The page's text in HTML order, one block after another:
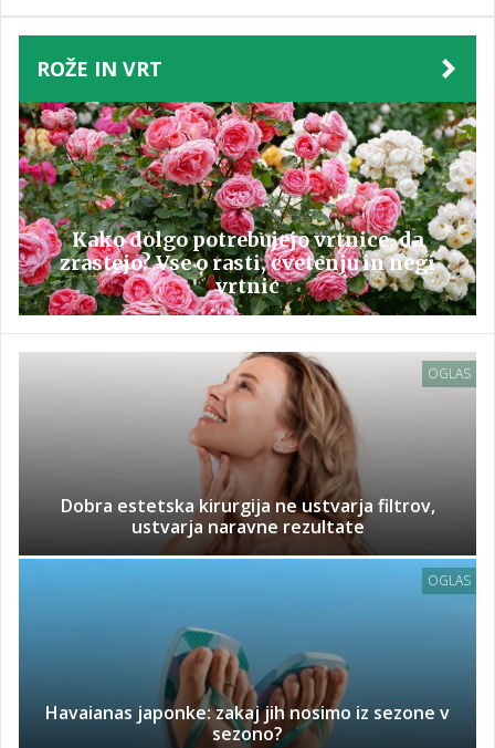
ROŽE IN VRT
Kako dolgo potrebujejo vrtnice, da
zrastejo? Vse o rasti, cvetenju in negi
vrtnic
OGLAS
Dobra estetska kirurgija ne ustvarja filtrov,
ustvarja naravne rezultate
OGLAS
Havaianas japonke: zakaj jih nosimo iz sezone v
sezono?